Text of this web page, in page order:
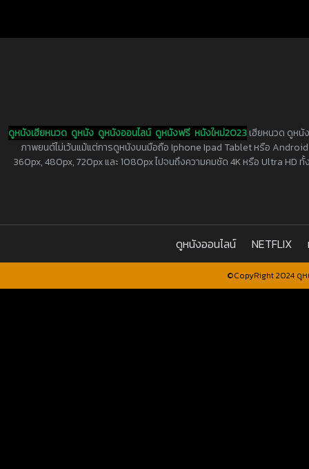
ดูหนังเฮียหนวด ดูหนัง ดูหนังออนไลน์ ดูหนังฟรี หนังใหม่2023เฮียหนวด ดูหนั
ภาพยนต์ไม่เว้นแม้แต่การดูหนังบนมือถือ Iphone Ipad Tablet หรือ
360px, 480px, 720px และ 1080px ไปจนถึงความคมชัด 4K หรือ Ultra HD
ดูหนังออนไลน์ NETFLIX
©CopyRight 2024 ดู